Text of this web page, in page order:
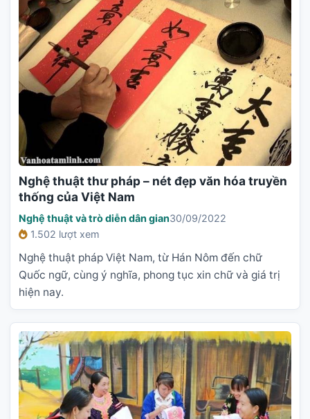
Nghệ thuật thư pháp – nét đẹp văn hóa truyền
thống của Việt Nam
Nghệ thuật và trò diễn dân gian30/09/2022
1.502 lượt xem
Nghệ thuật pháp Việt Nam, từ Hán Nôm đến chữ
Quốc ngữ, cùng ý nghĩa, phong tục xin chữ và giá trị
hiện nay.